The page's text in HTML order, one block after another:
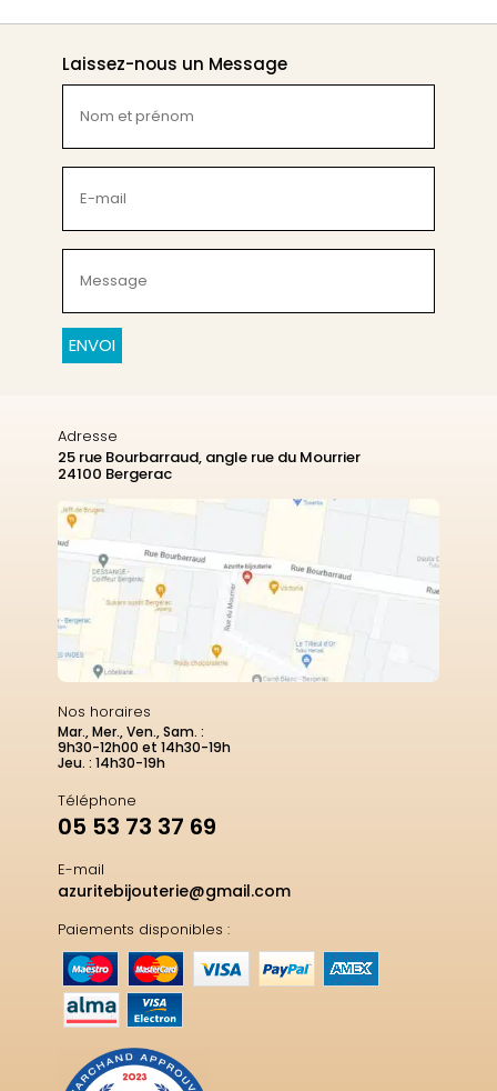
Laissez-nous un Message
et
prénom
(Nécessaire)
mail
(Nécessaire)
(Nécessaire)
CAPTCHA
Adresse
25 rue Bourbarraud, angle rue du Mourrier
24100 Bergerac
Nos horaires
Mar., Mer., Ven., Sam. :
9h30-12h00 et 14h30-19h
Jeu. : 14h30-19h
Téléphone
05 53 73 37 69
E-mail
azuritebijouterie@gmail.com
Paiements disponibles :